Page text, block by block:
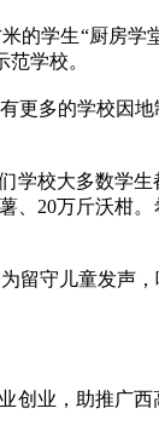
学生“厨房学
学校。
更多的学校因
校大多数学生
、20万斤沃柑
守儿童发声
业，助推广西